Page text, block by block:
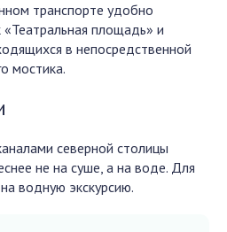
транспорте удобно
площадь» и
в непосредственной
мостика.
северной столицы
не на суше, а на воде. Для
водную экскурсию.